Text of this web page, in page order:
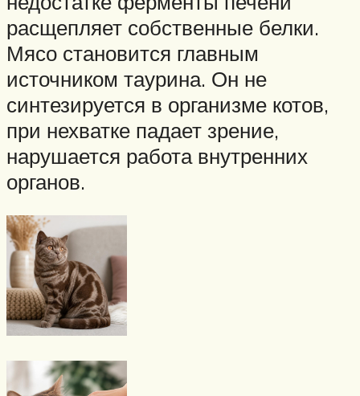
расщепляет собственные белки.
Мясо становится главным
источником таурина. Он не
синтезируется в организме котов,
при нехватке падает зрение,
нарушается работа внутренних
органов.